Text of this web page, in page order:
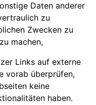
Daten anderer
zu
Zwecken zu
machen,
Links auf externe
vorab überprüfen,
keine
haben.